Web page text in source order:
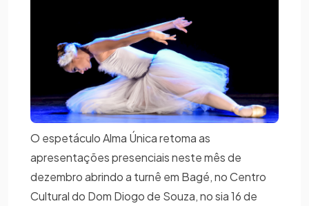
O espetáculo Alma Única retoma as
apresentações presenciais neste mês de
dezembro abrindo a turnê em Bagé, no Centro
Cultural do Dom Diogo de Souza, no sia 16 de